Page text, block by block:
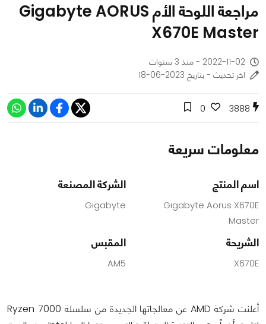
مراجعة اللوحة الأم Gigabyte AORUS
X670E Master
2022-11-02 - منذ 3 سنوات
اخر تحديث - بتاريخ 2023-06-18
3888
0
معلومات سريعة
اسم المنتج
Gigabyte Aorus X670E
Master
الشركة المصنعة
Gigabyte
الشريحة
X670E
المقبس
AM5
أعلنت شركة AMD عن معالجاتها الجديدة من سلسلة Ryzen 7000